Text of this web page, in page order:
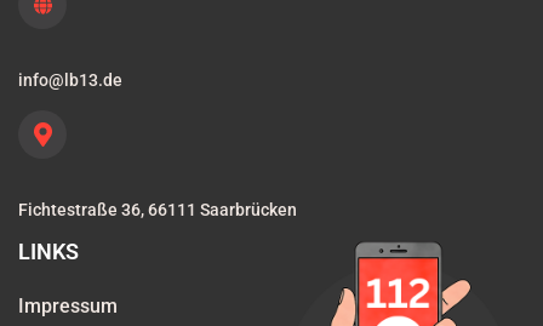
info@lb13.de
Fichtestraße 36, 66111 Saarbrücken
LINKS
Impressum